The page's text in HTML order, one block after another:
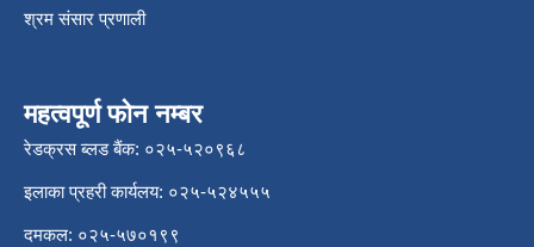
श्रम संसार प्रणाली
महत्वपूर्ण फोन नम्बर
रेडक्रस ब्लड बैंक: ०२५-५२०९६८
इलाका प्रहरी कार्यलय: ०२५-५२४५५५
दमकल: ०२५-५७०१९९